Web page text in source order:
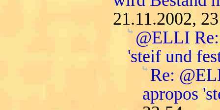
21.11.2002,
@ELLI
'steif und
Re:
apropos